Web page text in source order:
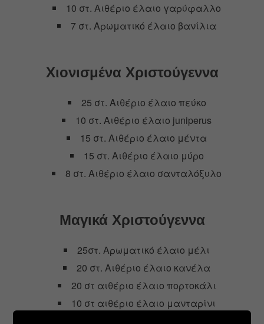
10 στ. Αιθέριο έλαιο γαρύφαλλο
7 στ. Αρωματικό έλαιο βανίλια
Χιονισμένα Χριστούγεννα
25 στ. Αιθέριο έλαιο πεύκο
10 στ. Αιθέριο έλαιο juniperus
15 στ. Αιθέριο έλαιο μέντα
15 στ. Αιθέριο έλαιο μύρο
8 στ. Αιθέριο έλαιο σανταλόξυλο
Μαγικά Χριστούγεννα
25στ. Αρωματικό έλαιο μέλι
20 στ. Αιθέριο έλαιο κανέλα
20 στ αιθέριο έλαιο πορτοκάλι
10 στ αιθέριο έλαιο μανταρίνι